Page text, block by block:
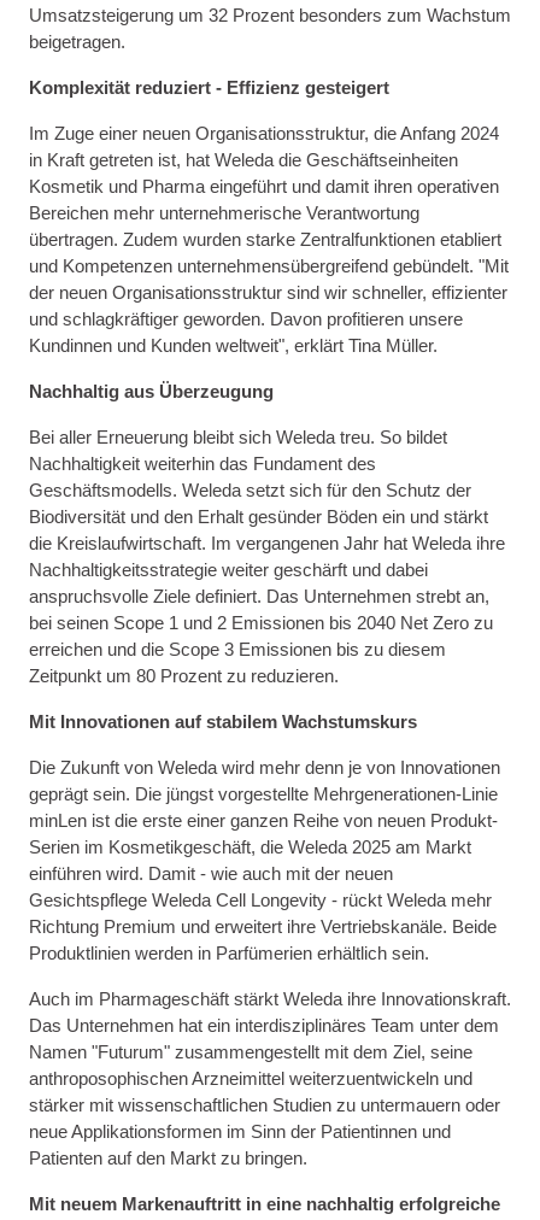
Umsatzsteigerung um 32 Prozent besonders zum Wachstum
beigetragen.
Komplexität reduziert - Effizienz gesteigert
Im Zuge einer neuen Organisationsstruktur, die Anfang 2024
in Kraft getreten ist, hat Weleda die Geschäftseinheiten
Kosmetik und Pharma eingeführt und damit ihren operativen
Bereichen mehr unternehmerische Verantwortung
übertragen. Zudem wurden starke Zentralfunktionen etabliert
und Kompetenzen unternehmensübergreifend gebündelt. "Mit
der neuen Organisationsstruktur sind wir schneller, effizienter
und schlagkräftiger geworden. Davon profitieren unsere
Kundinnen und Kunden weltweit", erklärt Tina Müller.
Nachhaltig aus Überzeugung
Bei aller Erneuerung bleibt sich Weleda treu. So bildet
Nachhaltigkeit weiterhin das Fundament des
Geschäftsmodells. Weleda setzt sich für den Schutz der
Biodiversität und den Erhalt gesünder Böden ein und stärkt
die Kreislaufwirtschaft. Im vergangenen Jahr hat Weleda ihre
Nachhaltigkeitsstrategie weiter geschärft und dabei
anspruchsvolle Ziele definiert. Das Unternehmen strebt an,
bei seinen Scope 1 und 2 Emissionen bis 2040 Net Zero zu
erreichen und die Scope 3 Emissionen bis zu diesem
Zeitpunkt um 80 Prozent zu reduzieren.
Mit Innovationen auf stabilem Wachstumskurs
Die Zukunft von Weleda wird mehr denn je von Innovationen
geprägt sein. Die jüngst vorgestellte Mehrgenerationen-Linie
minLen ist die erste einer ganzen Reihe von neuen Produkt-
Serien im Kosmetikgeschäft, die Weleda 2025 am Markt
einführen wird. Damit - wie auch mit der neuen
Gesichtspflege Weleda Cell Longevity - rückt Weleda mehr
Richtung Premium und erweitert ihre Vertriebskanäle. Beide
Produktlinien werden in Parfümerien erhältlich sein.
Auch im Pharmageschäft stärkt Weleda ihre Innovationskraft.
Das Unternehmen hat ein interdisziplinäres Team unter dem
Namen "Futurum" zusammengestellt mit dem Ziel, seine
anthroposophischen Arzneimittel weiterzuentwickeln und
stärker mit wissenschaftlichen Studien zu untermauern oder
neue Applikationsformen im Sinn der Patientinnen und
Patienten auf den Markt zu bringen.
Mit neuem Markenauftritt in eine nachhaltig erfolgreiche